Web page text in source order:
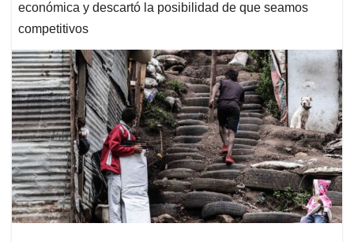
económica y descartó la posibilidad de que seamos
competitivos